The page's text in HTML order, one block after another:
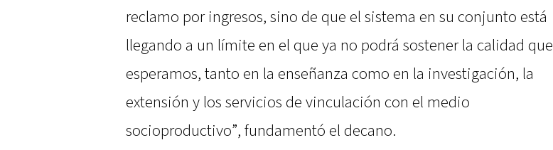
reclamo por ingresos, sino de que el sistema en su conjunto está
llegando a un límite en el que ya no podrá sostener la calidad que
esperamos, tanto en la enseñanza como en la investigación, la
extensión y los servicios de vinculación con el medio
socioproductivo”, fundamentó el decano.